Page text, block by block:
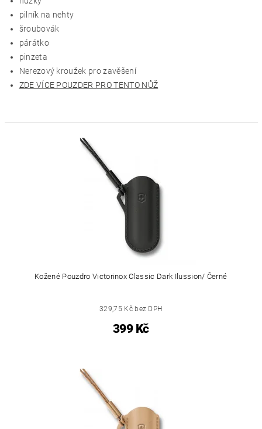
pilník na nehty
šroubovák
párátko
pinzeta
Nerezový kroužek pro zavěšení
ZDE VÍCE POUZDER PRO TENTO NŮŽ
Kožené Pouzdro Victorinox Classic Dark Ilussion/ Černé
329,75 Kč bez DPH
399 Kč